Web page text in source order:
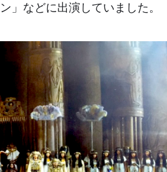
」などに出演していました。